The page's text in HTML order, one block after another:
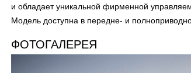
и обладает уникальной фирменной
Модель доступна в передне- и
ФОТОГАЛЕРЕЯ